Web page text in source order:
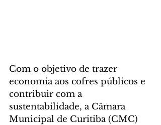
Com o objetivo de trazer
economia aos cofres públicos e
contribuir com a
sustentabilidade, a Câmara
Municipal de Curitiba (CMC)